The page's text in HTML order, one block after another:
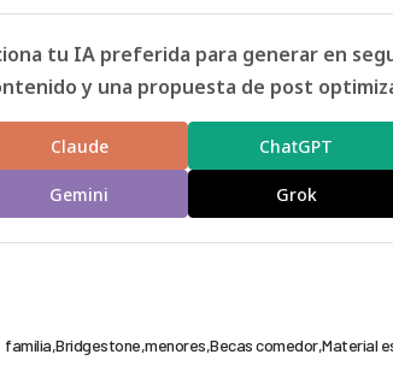
tu IA preferida para generar en
y una propuesta de post
Claude ChatGPT
Gemini Grok
familia Bridgestone menores Becas comedor Material